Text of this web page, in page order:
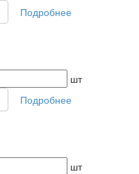
Подробнее
шт
Подробнее
шт